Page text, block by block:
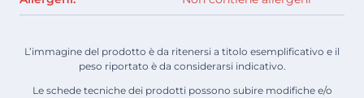
L’immagine del prodotto è da ritenersi a titolo esemplificativo e il
peso riportato è da considerarsi indicativo.
Le schede tecniche dei prodotti possono subire modifiche e/o